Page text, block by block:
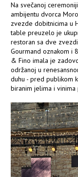
Na svečanoj
ambijentu dvorca
zvezde dobitnicima u
table preuzelo je
restoran sa dve
Gourmand oznakom i
& Fino imala je
održanoj u
duhu - pred publikom
biranim jelima i